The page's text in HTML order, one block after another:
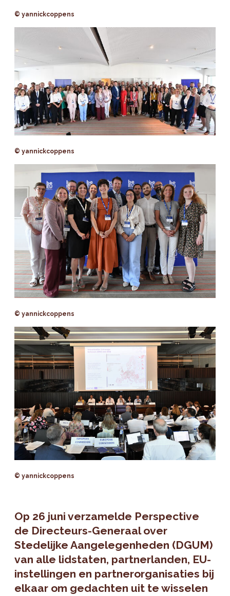
© yannickcoppens
© yannickcoppens
© yannickcoppens
© yannickcoppens
Op 26 juni verzamelde Perspective
de Directeurs-Generaal over
Stedelijke Aangelegenheden (DGUM)
van alle lidstaten, partnerlanden, EU-
instellingen en partnerorganisaties bij
elkaar om gedachten uit te wisselen